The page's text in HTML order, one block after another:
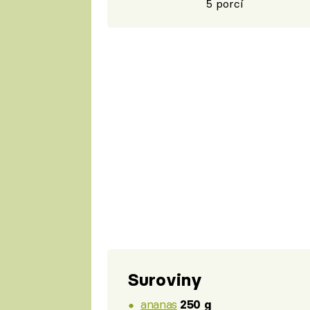
5 porcí
Suroviny
ananas 250 g